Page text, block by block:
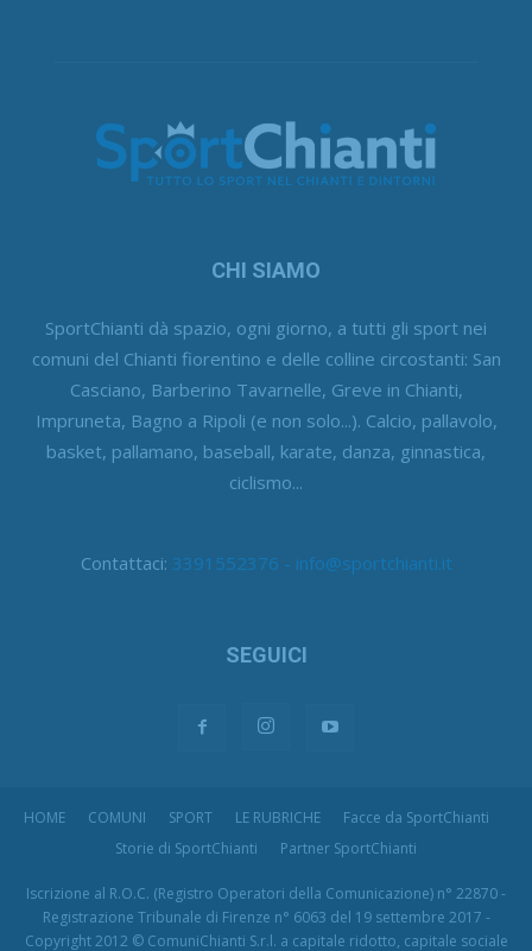
CHI SIAMO
SportChianti dà spazio, ogni giorno, a tutti gli sport nei
comuni del Chianti fiorentino e delle colline circostanti: San
Casciano, Barberino Tavarnelle, Greve in Chianti,
Impruneta, Bagno a Ripoli (e non solo...). Calcio, pallavolo,
basket, pallamano, baseball, karate, danza, ginnastica,
ciclismo...
Contattaci: 3391552376 - info@sportchianti.it
SEGUICI
HOME COMUNI SPORT LE RUBRICHE
Facce da SportChianti
Storie di SportChianti
Partner SportChianti
Iscrizione al R.O.C. (Registro Operatori della Comunicazione) n° 22870 -
Registrazione Tribunale di Firenze n° 6063 del 19 settembre 2017 -
Copyright 2012 © ComuniChianti S.r.l. a capitale ridotto, capitale sociale